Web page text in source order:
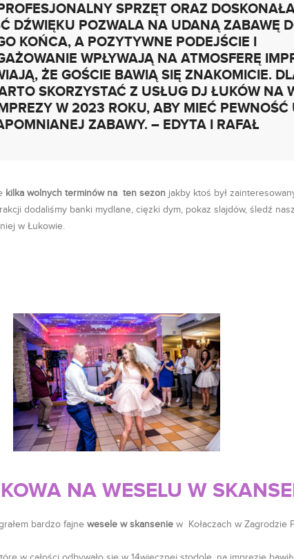
SPRZĘT ORAZ
DŹWIĘKU POZWALA NA UDANĄ ZABAWĘ
KOŃCA, A POZYTYWNE PODEJŚCIE I
WPŁYWAJĄ NA ATMOSFERĘ
ŻE GOŚCIE BAWIĄ SIĘ ZNAKOMICIE.
SKORZYSTAĆ Z USŁUG DJ ŁUKÓW NA
W 2023 ROKU, ABY MIEĆ PEWNOŚĆ
ZABAWY. – EDYTA I RAFAŁ
kilka wolnych terminów na ten sezon jakby ktoś był
dodaliśmy banki mydlane, cięzki dym, pokaz slajdów, śledź
w Łukowie.
NA WESELU W
bardzo fajne wesele w skansenie w Kołaczach w Zagrodzie